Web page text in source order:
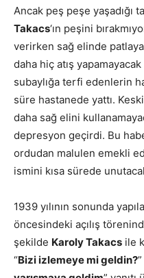
Ancak peş peşe yaşadığı
Takacs‘ın peşini
verirken sağ elinde
daha hiç atış
subaylığa terfi edenlerin
süre hastanede yattı.
daha sağ elini
depresyon geçirdi. Bu
ordudan malulen emekli
ismini kısa sürede
1939 yılının sonunda
öncesindeki açılış
şekilde Karoly Takacs ile
“Bizi izlemeye mi geldin?